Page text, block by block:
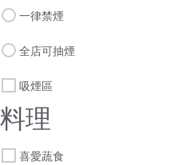
一律禁煙
全店可抽煙
吸煙區
料理
喜愛蔬食